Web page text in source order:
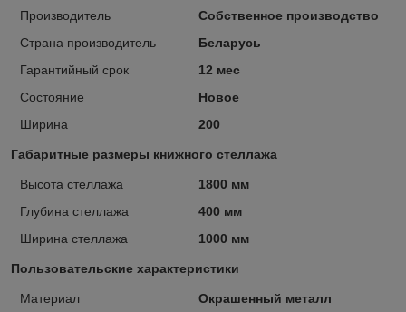
Производитель
Собственное производство
Страна производитель
Беларусь
Гарантийный срок
12 мес
Состояние
Новое
Ширина
200
Габаритные размеры книжного стеллажа
Высота стеллажа
1800 мм
Глубина стеллажа
400 мм
Ширина стеллажа
1000 мм
Пользовательские характеристики
Материал Окрашенный металл